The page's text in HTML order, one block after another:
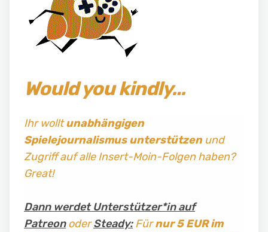
Would you kindly…
Ihr wolltunabhängigen
Spielejournalismus unterstützenund
Zugriff auf alle Insert-Moin-Folgen haben?
Great!
Dann werdet Unterstützer*in auf
PatreonoderSteady:Fürnur 5 EUR im